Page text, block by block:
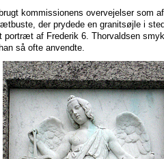
kommissionens overvejelser som
der prydede en granitsøjle i
af Frederik 6. Thorvaldsen
så ofte anvendte.